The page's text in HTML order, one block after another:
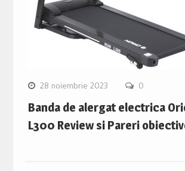
28 noiembrie 2023 0
Banda de alergat electrica
L300 Review si Pareri